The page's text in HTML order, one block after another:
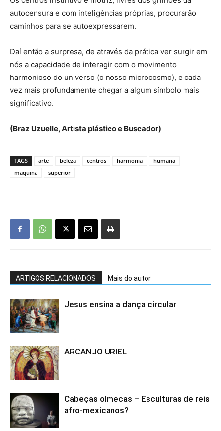
autocensura e com inteligências próprias, procurarão
caminhos para se autoexpressarem.
Daí então a surpresa, de através da prática ver surgir em
nós a capacidade de interagir com o movimento
harmonioso do universo (o nosso microcosmo), e cada
vez mais profundamente chegar a algum símbolo mais
significativo.
(Braz Uzuelle, Artista plástico e Buscador)
TAGS arte beleza centros harmonia
humana
maquina
superior
ARTIGOS RELACIONADOS Mais do autor
Jesus ensina a dança circular
ARCANJO URIEL
Cabeças olmecas – Esculturas de reis
afro-mexicanos?